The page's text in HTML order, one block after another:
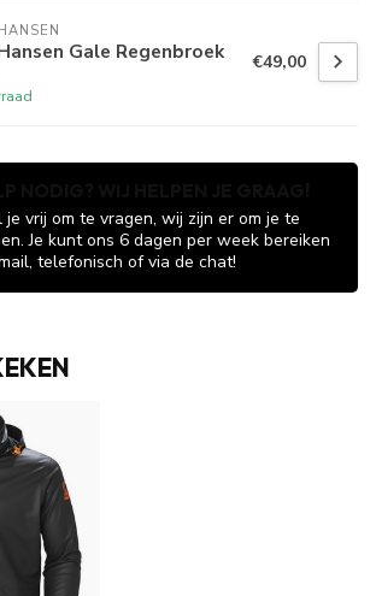
Gale Regenbroek €49,00
je vrij om te vragen, wij zijn er om je te
Je kunt ons 6 dagen per week bereiken
telefonisch of via de chat!